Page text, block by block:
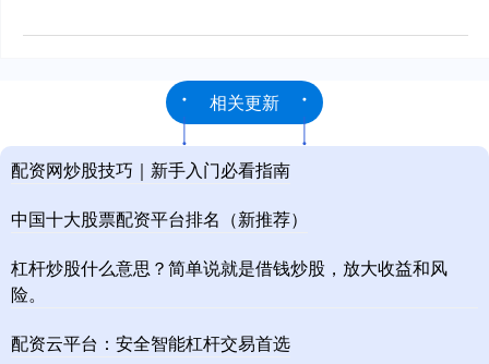
相关更新
配资网炒股技巧｜新手入门必看指南
中国十大股票配资平台排名（新推荐）
杠杆炒股什么意思？简单说就是借钱炒股，放大收益和风
险。
配资云平台：安全智能杠杆交易首选